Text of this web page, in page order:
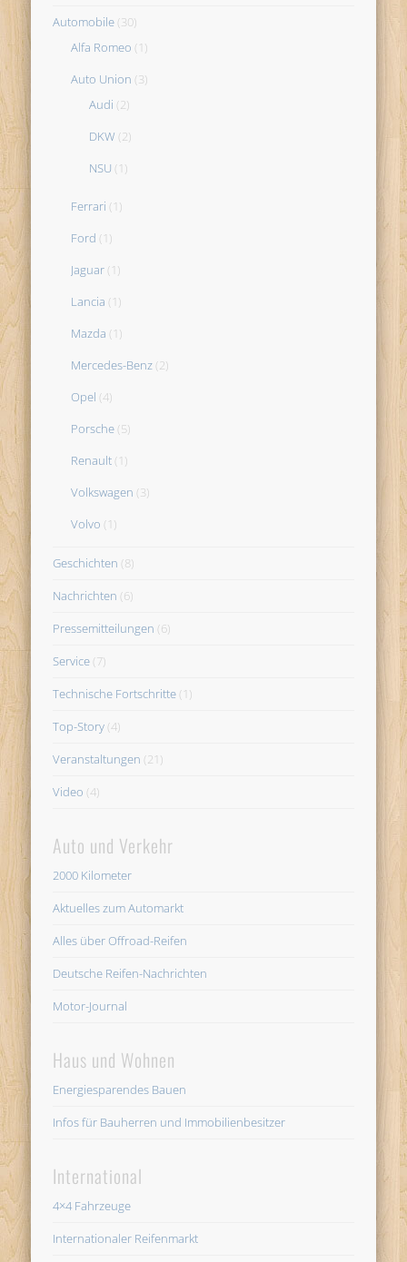
Automobile (30)
Alfa Romeo (1)
Auto Union (3)
Audi (2)
DKW (2)
NSU (1)
Ferrari (1)
Ford (1)
Jaguar (1)
Lancia (1)
Mazda (1)
Mercedes-Benz (2)
Opel (4)
Porsche (5)
Renault (1)
Volkswagen (3)
Volvo (1)
Geschichten (8)
Nachrichten (6)
Pressemitteilungen (6)
Service (7)
Technische Fortschritte (1)
Top-Story (4)
Veranstaltungen (21)
Video (4)
Auto und Verkehr
2000 Kilometer
Aktuelles zum Automarkt
Alles über Offroad-Reifen
Deutsche Reifen-Nachrichten
Motor-Journal
Haus und Wohnen
Energiesparendes Bauen
Infos für Bauherren und Immobilienbesitzer
International
4×4 Fahrzeuge
Internationaler Reifenmarkt